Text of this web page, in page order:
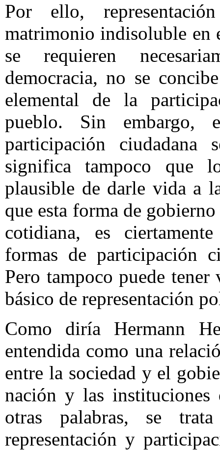
Por ello,
matrimonio indisoluble en
se requieren
democracia, no se
elemental de la
pueblo. Sin
participación
significa tampoco que
plausible de darle vida a
que esta forma de
cotidiana, es
formas de participación
Pero tampoco puede
básico de representación
Como diría Hermann
entendida como una
entre la sociedad y el
nación y las
otras palabras, se
representación y